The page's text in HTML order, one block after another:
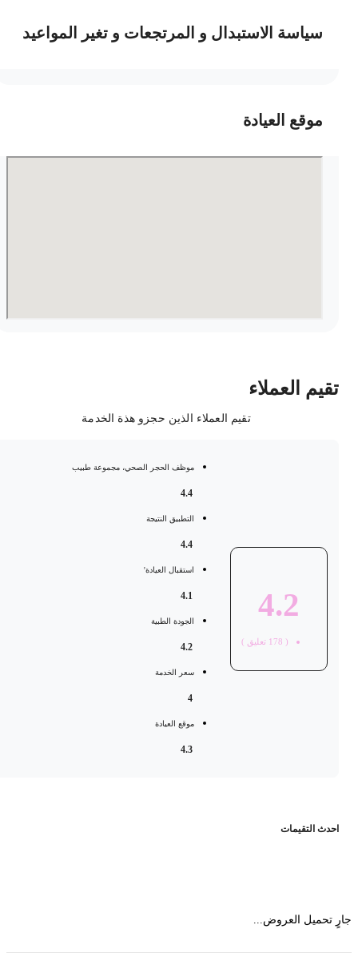
سياسة الاستبدال و المرتجعات و تغير المواعيد
موقع العيادة
العملاء
تقيم العملاء الذين حجزو هذة الخدمة
4.2
178 تعليق )
موظف الحجر الصحي، مجموعة طبيب
التطبيق النتيجة
استقبال العيادة'
الجودة الطبية
سعر الخدمة
موقع العيادة
التقيمات
تحميل العروض...